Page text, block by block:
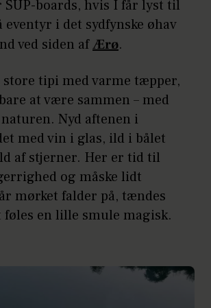
SUP-boards, hvis I får lyst til
eventyr i det sydfynske øhav
ved siden afÆrø.
tipi med varme tæpper,
at være sammen – med
Nyd aftenen i
med vin i glas, ild i bålet
af stjerner. Her er tid til
og måske lidt
mørket falder på, tændes
føles en lille smule magisk.